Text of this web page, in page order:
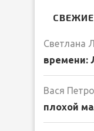
Светлана
времени:
Вася
плохой